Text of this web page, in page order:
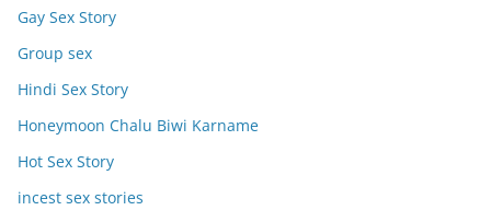
Gay Sex Story
Group sex
Hindi Sex Story
Honeymoon Chalu Biwi Karname
Hot Sex Story
incest sex stories